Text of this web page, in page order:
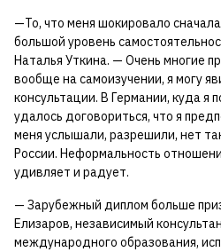
—То, что меня шокировало
большой уровень
Наталья Уткина. — Очень многие
вообще на самоизучении, я могу
консультации. В Германии, куда я
удалось договориться, что я
меня услышали, разрешили, нет
России. Неформальность
удивляет и радует.
— Зарубежный диплом больше
Елизаров, независимый
международного образования,